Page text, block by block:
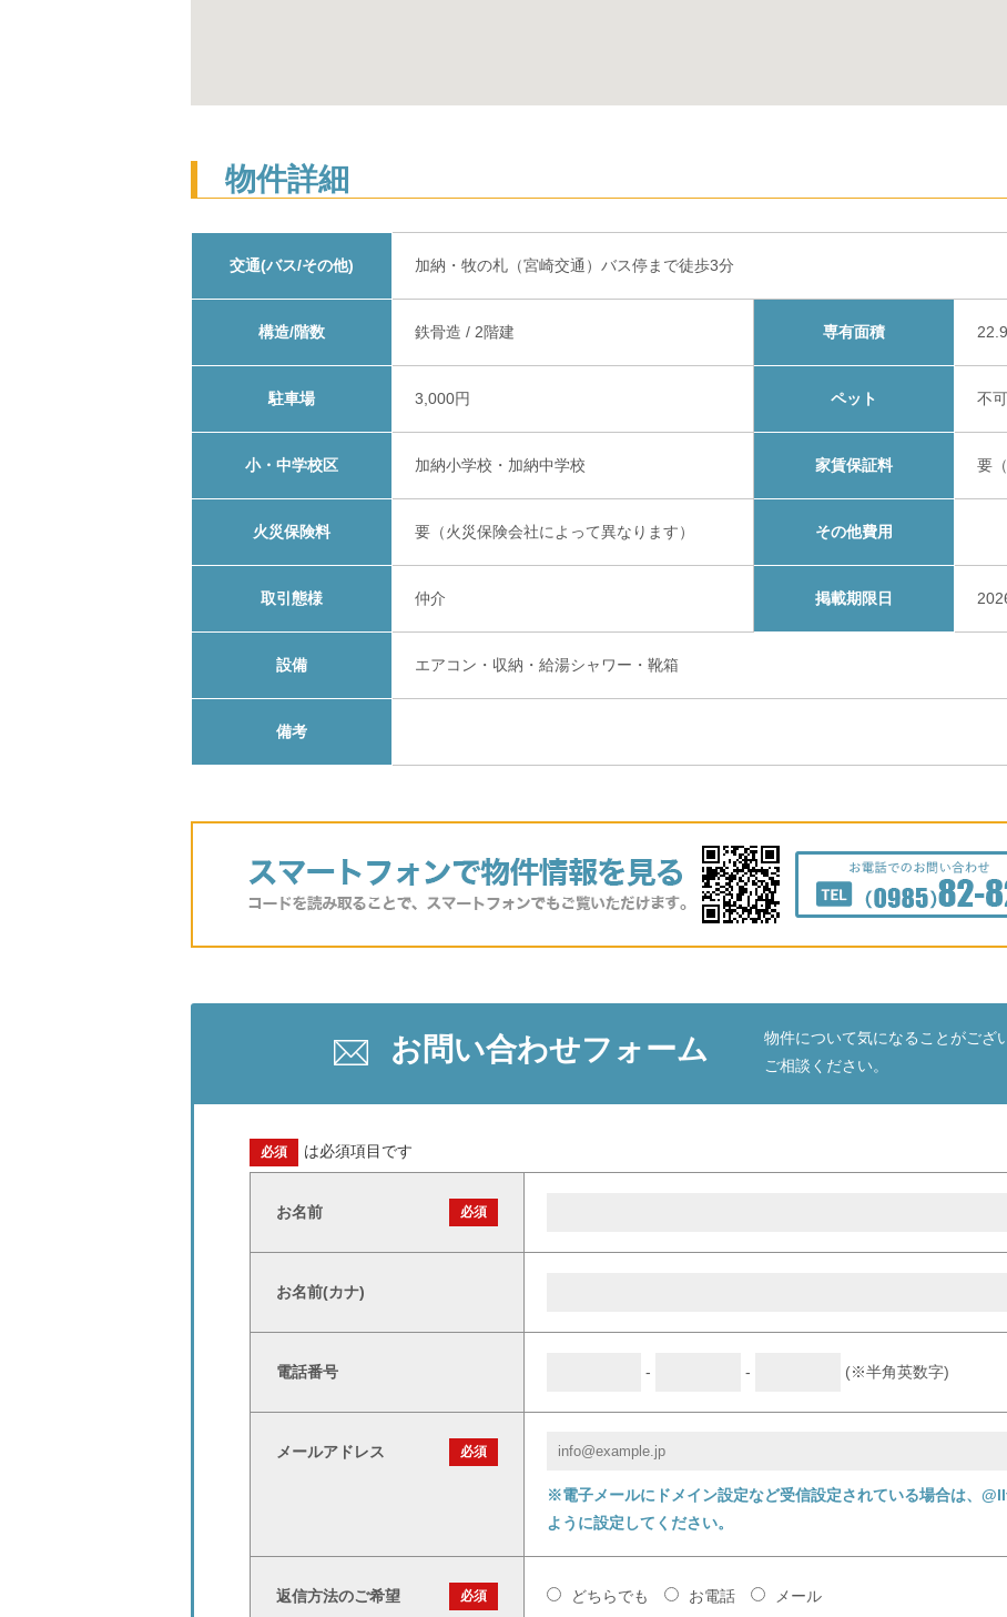
物件詳細
交通(バス/その他) 加納・牧の札（宮崎交通）バス停まで徒歩3分
構造/階数 鉄骨造 / 2階建 専有面積
駐車場 3,000円 ペット 不可
小・中学校区 加納小学校・加納中学校 家賃保証料 要
火災保険料 要（火災保険会社によって異なります） その他費用
取引態様 仲介 掲載期限日
設備 エアコン・収納・給湯シャワー・靴箱
備考
お問い合わせフォーム
物件について気になることがござ
ご相談ください。
必須 は必須項目です
お名前 必須
お名前(カナ)
電話番号 - - (※半角英数字)
メールアドレス 必須
※電子メールにドメイン設定など受信設定されている場合は、
ように設定してください。
返信方法のご希望 必須 どちらでも お電話 メール